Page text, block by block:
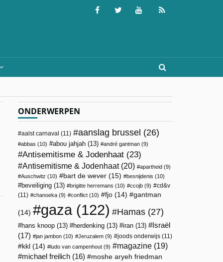
ONDERWERPEN
aalst carnaval (11) aanslag brussel (26)
abbas (10) abou jahjah (13) andré gantman (9)
Antisemitisme & Jodenhaat (23)
Antisemitisme & Jodenhaat(20) apartheid (9)
Auschwitz (10) bart de wever (15) besnijdenis (10)
beveiliging (13) brigitte herremans (10) ccojb (9)
cd&v
(11)
chanoeka (9) conflict (10) fjo (14) gantman
(14) gaza(122) Hamas (27)
hans knoop (13) herdenking (13) iran (13)
Israël
(17)
jan jambon (10) Jeruzalem (9) joods onderwijs (11)
kkl (14) ludo van campenhout (9) magazine (19)
michael freilich (16)
moshe aryeh friedman